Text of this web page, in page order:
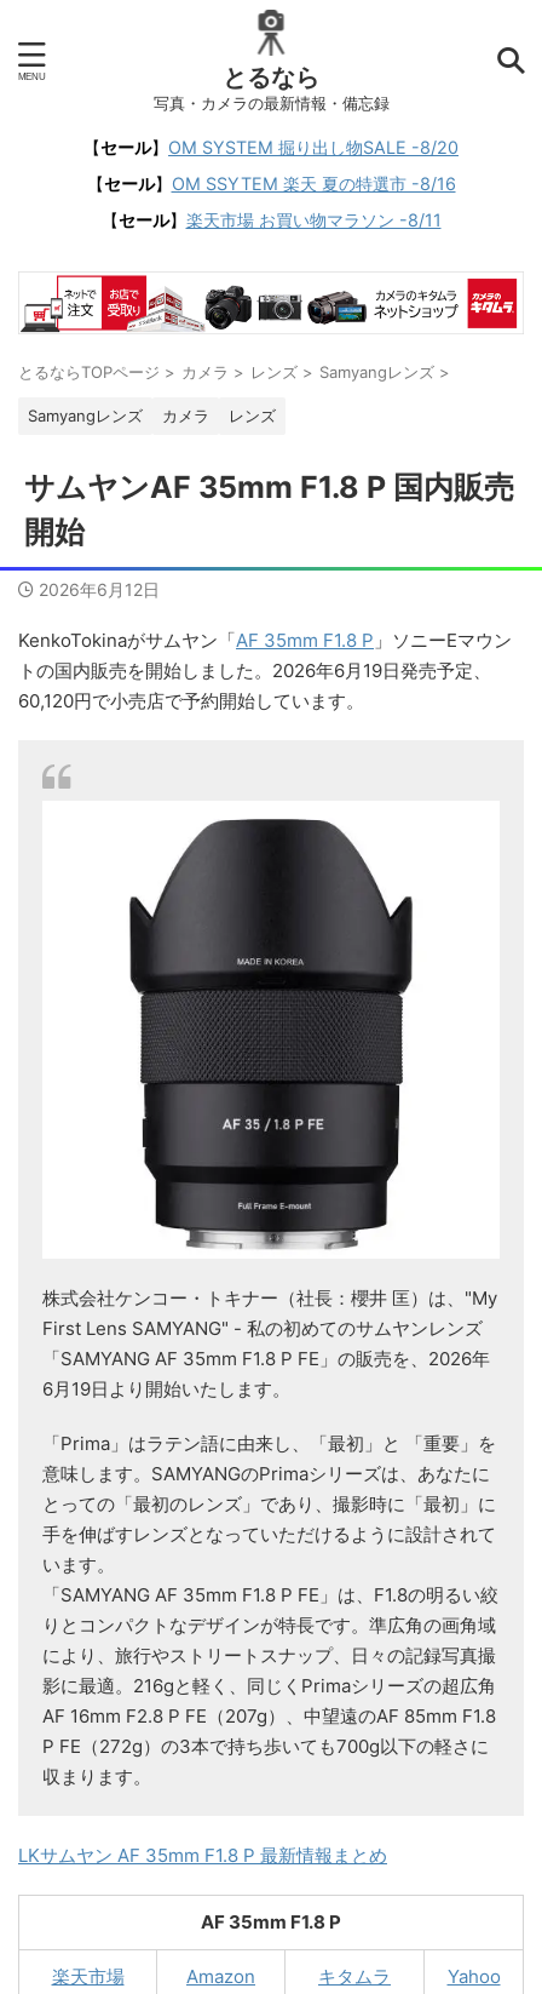
とるなら
写真・カメラの最新情報・備忘録
【セール】 OM SYSTEM 掘り出し物SALE -8/20
【セール】 OM SSYTEM 楽天 夏の特選市 -8/16
【セール】 楽天市場 お買い物マラソン -8/11
とるならTOPページ > カメラ > レンズ > Samyangレンズ >
Samyangレンズ カメラ レンズ
サムヤンAF 35mm F1.8 P 国内販売
開始
2026年6月12日
KenkoTokinaがサムヤン「AF 35mm F1.8 P 」ソニーEマウン
トの国内販売を開始しました。2026年6月19日発売予定、
60,120円で小売店で予約開始しています。
株式会社ケンコー・トキナー（社長：櫻井 匡）は、"My
First Lens SAMYANG" - 私の初めてのサムヤンレンズ
「SAMYANG AF 35mm F1.8 P FE」の販売を、2026年
6月19日より開始いたします。
「Prima」はラテン語に由来し、「最初」と 「重要」を
意味します。SAMYANGのPrimaシリーズは、あなたに
とっての「最初のレンズ」であり、撮影時に「最初」に
手を伸ばすレンズとなっていただけるように設計されて
います。
「SAMYANG AF 35mm F1.8 P FE」は、F1.8の明るい絞
りとコンパクトなデザインが特長です。準広角の画角域
により、旅行やストリートスナップ、日々の記録写真撮
影に最適。216gと軽く、同じくPrimaシリーズの超広角
AF 16mm F2.8 P FE（207g）、中望遠のAF 85mm F1.8
P FE（272g）の3本で持ち歩いても700g以下の軽さに
収まります。
LKサムヤン AF 35mm F1.8 P 最新情報まとめ
AF 35mm F1.8 P
楽天市場 Amazon キタムラ Yahoo